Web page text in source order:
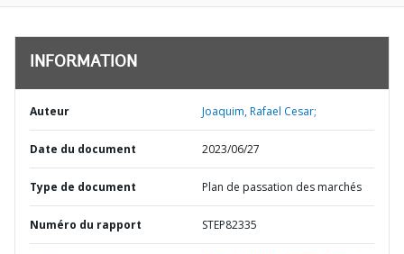
INFORMATION
Auteur Joaquim, Rafael Cesar;
Date du document 2023/06/27
Type de document Plan de passation des marchés
Numéro du rapport STEP82335